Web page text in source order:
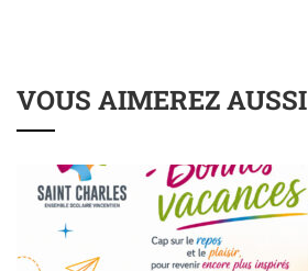
VOUS AIMEREZ AUSSI